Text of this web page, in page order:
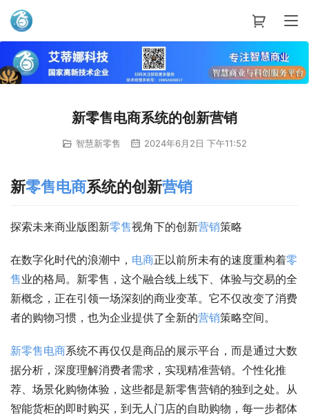
艾蒂娜科技
新零售电商系统的创新营销
智慧新零售 2024年6月2日 下午11:52
新零售电商系统的创新营销
探索未来商业版图新零售视角下的创新营销策略
在数字化时代的浪潮中， 电商正以前所未有的速度重构着零
售业的格局。新零售，这个融合线上线下、体验与交易的全
新概念，正在引领一场深刻的商业变革。它不仅改变了消费
者的购物习惯，也为企业提供了全新的营销策略空间。
新零售电商系统不再仅仅是商品的展示平台，而是通过大数
据分析，深度理解消费者需求，实现精准营销。个性化推
荐、场景化购物体验，这些都是新零售营销的独到之处。从
智能货柜的即时购买，到无人门店的自助购物，每一步都体